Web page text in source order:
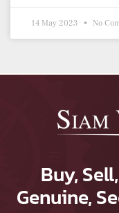
14 May 2023 No
Buy,
Genuine,